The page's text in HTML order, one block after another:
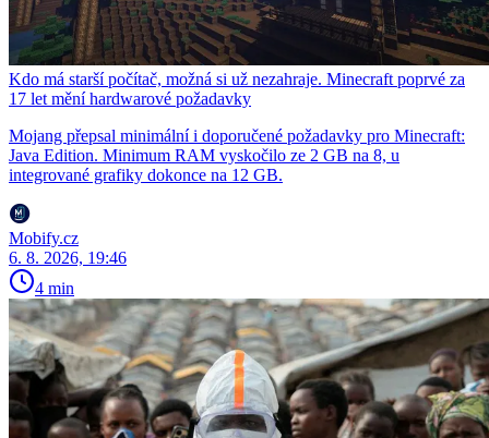
Kdo má starší počítač, možná si už nezahraje. Minecraft poprvé za
17 let mění hardwarové požadavky
Mojang přepsal minimální i doporučené požadavky pro Minecraft:
Java Edition. Minimum RAM vyskočilo ze 2 GB na 8, u
integrované grafiky dokonce na 12 GB.
Mobify.cz
6. 8. 2026, 19:46
4 min